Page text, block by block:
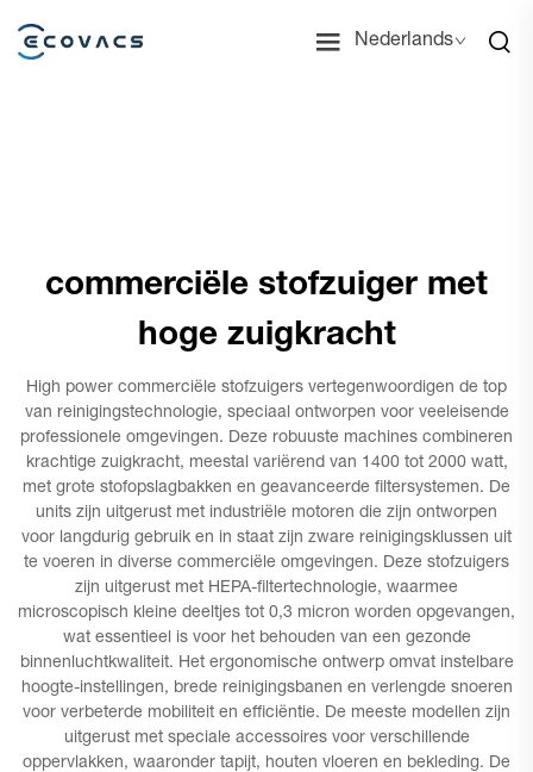
Nederlands
commerciële stofzuiger met
hoge zuigkracht
High power commerciële stofzuigers vertegenwoordigen de top
van reinigingstechnologie, speciaal ontworpen voor veeleisende
professionele omgevingen. Deze robuuste machines combineren
krachtige zuigkracht, meestal variërend van 1400 tot 2000 watt,
met grote stofopslagbakken en geavanceerde filtersystemen. De
units zijn uitgerust met industriële motoren die zijn ontworpen
voor langdurig gebruik en in staat zijn zware reinigingsklussen uit
te voeren in diverse commerciële omgevingen. Deze stofzuigers
zijn uitgerust met HEPA-filtertechnologie, waarmee
microscopisch kleine deeltjes tot 0,3 micron worden opgevangen,
wat essentieel is voor het behouden van een gezonde
binnenluchtkwaliteit. Het ergonomische ontwerp omvat instelbare
hoogte-instellingen, brede reinigingsbanen en verlengde snoeren
voor verbeterde mobiliteit en efficiëntie. De meeste modellen zijn
uitgerust met speciale accessoires voor verschillende
oppervlakken, waaronder tapijt, houten vloeren en bekleding. De